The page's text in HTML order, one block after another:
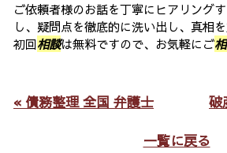
ご依頼者様のお話を丁寧にヒアリング
し、疑問点を徹底的に洗い出し、真相
初回相談は無料ですので、お気軽にご
« 債務整理 全国 弁護士 破
一覧に戻る